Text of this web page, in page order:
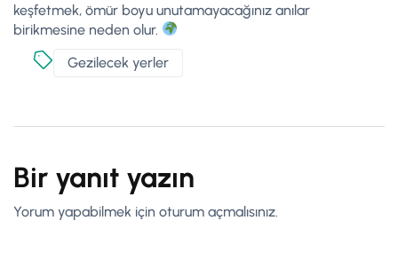
keşfetmek, ömür boyu unutamayacağınız anılar
birikmesine neden olur.
Gezilecek yerler
Bir yanıt yazın
Yorum yapabilmek için oturum açmalısınız.